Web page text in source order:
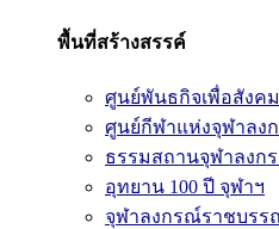
พื้นที่สร้างสรรค์
ศูนย์พันธกิจเพื่อสังคม
ศูนย์กีฬาแห่งจุฬาลง
ธรรมสถานจุฬาลงก
อุทยาน 100 ปี จุฬาฯ
จุฬาลงกรณ์ราชบรร